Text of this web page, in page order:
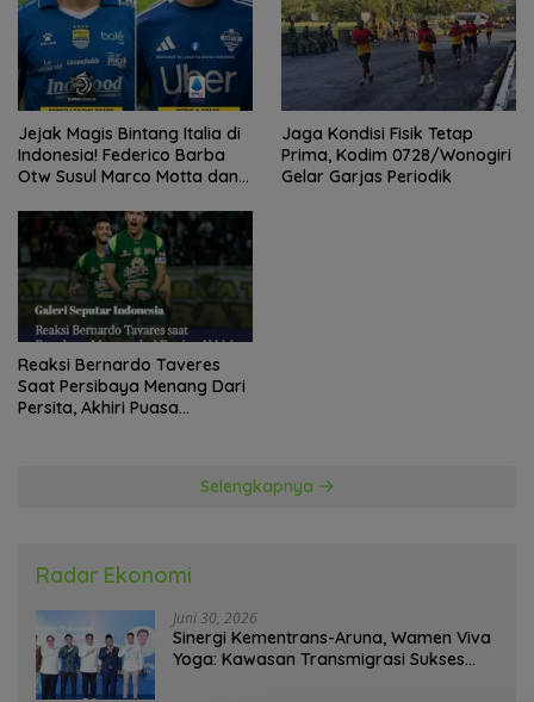
Jejak Magis Bintang Italia di
Indonesia! Federico Barba
Otw Susul Marco Motta dan
Trofi?
Jaga Kondisi Fisik Tetap
Prima, Kodim 0728/Wonogiri
Gelar Garjas Periodik
Reaksi Bernardo Taveres
Saat Persibaya Menang Dari
Persita, Akhiri Puasa
Selengkapnya
Radar Ekonomi
Juni 30, 2026
Sinergi Kementrans-Aruna, Wamen Viva
Yoga: Kawasan Transmigrasi Sukses